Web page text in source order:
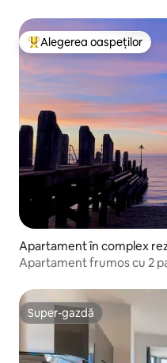
Locuință din topul
Alegerea oaspeților
Apartament în complex
gion
Apartament frumos cu 2
Super-gazdă
Super-gazdă